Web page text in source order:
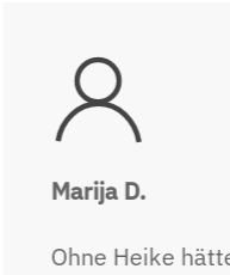
Marija D.
Ohne Heike